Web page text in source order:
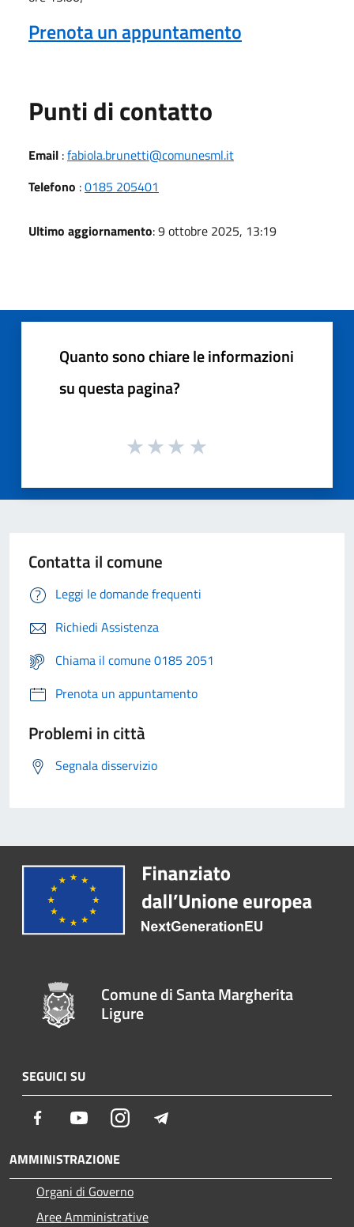
Prenota un appuntamento
Punti di contatto
Email :fabiola.brunetti@comunesml.it
Telefono :0185 205401
Ultimo aggiornamento: 9 ottobre 2025, 13:19
Quanto sono chiare le informazioni
su questa pagina?
Contatta il comune
Leggi le domande frequenti
Richiedi Assistenza
Chiama il comune 0185 2051
Prenota un appuntamento
Problemi in città
Segnala disservizio
Comune di Santa Margherita
Ligure
SEGUICI SU
Facebook YoutubeInstagram
AMMINISTRAZIONE
Organi di Governo
Aree Amministrative